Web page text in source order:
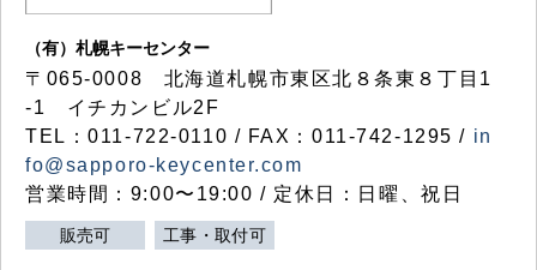
（有）札幌キーセンター
〒065-0008 北海道札幌市東区北８条東８丁目1
-1 イチカンビル2F
TEL：011-722-0110 / FAX：011-742-1295 / in
fo@sapporo-keycenter.com
営業時間：9:00〜19:00 / 定休日：日曜、祝日
販売可 工事・取付可